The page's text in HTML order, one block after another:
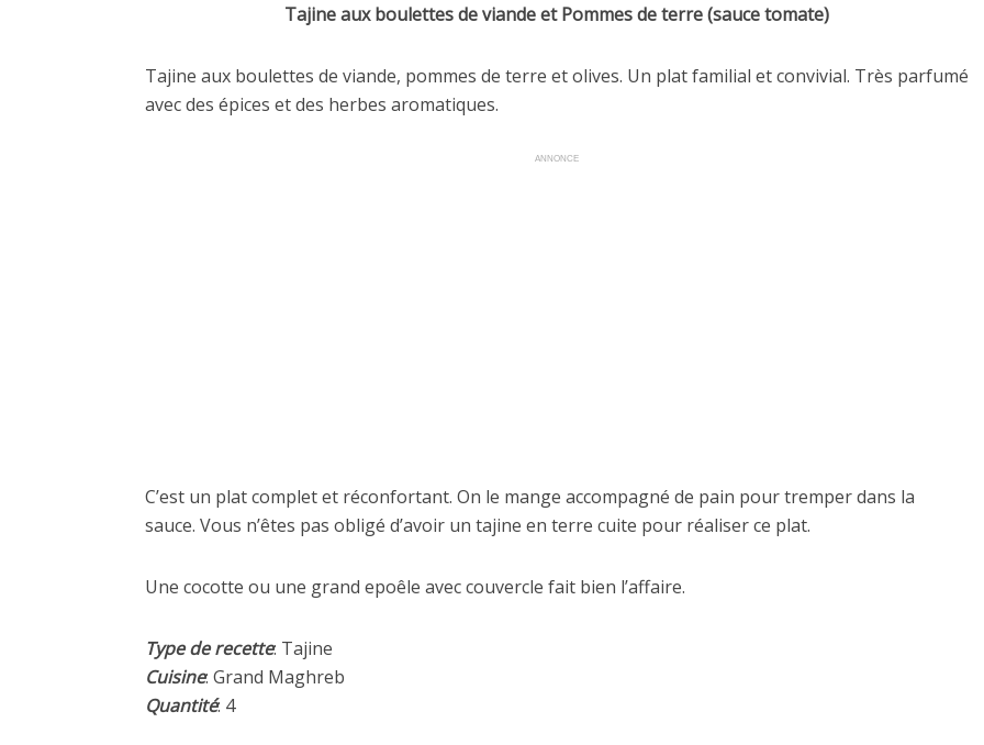
Tajine aux boulettes de viande et Pommes de terre (sauce tomate)
Tajine aux boulettes de viande, pommes de terre et olives. Un plat familial et convivial. Très parfumé
avec des épices et des herbes aromatiques.
ANNONCE
C’est un plat complet et réconfortant. On le mange accompagné de pain pour tremper dans la
sauce. Vous n’êtes pas obligé d’avoir un tajine en terre cuite pour réaliser ce plat.
Une cocotte ou une grand epoêle avec couvercle fait bien l’affaire.
Type de recette: Tajine
Cuisine: Grand Maghreb
Quantité: 4